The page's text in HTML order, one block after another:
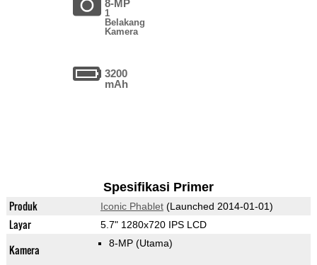
8-MP
1
Belakang
Kamera
3200
mAh
Spesifikasi Primer
Produk Iconic Phablet(Launched 2014-01-01)
Layar 5.7" 1280x720 IPS LCD
Kamera 8-MP (Utama)